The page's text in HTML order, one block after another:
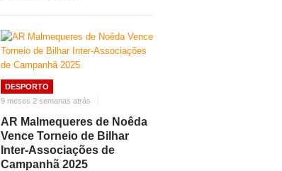
DESPORTO
9 meses 2 semanas atrás
AR Malmequeres de Noêda
Vence Torneio de Bilhar
Inter-Associações de
Campanhã 2025